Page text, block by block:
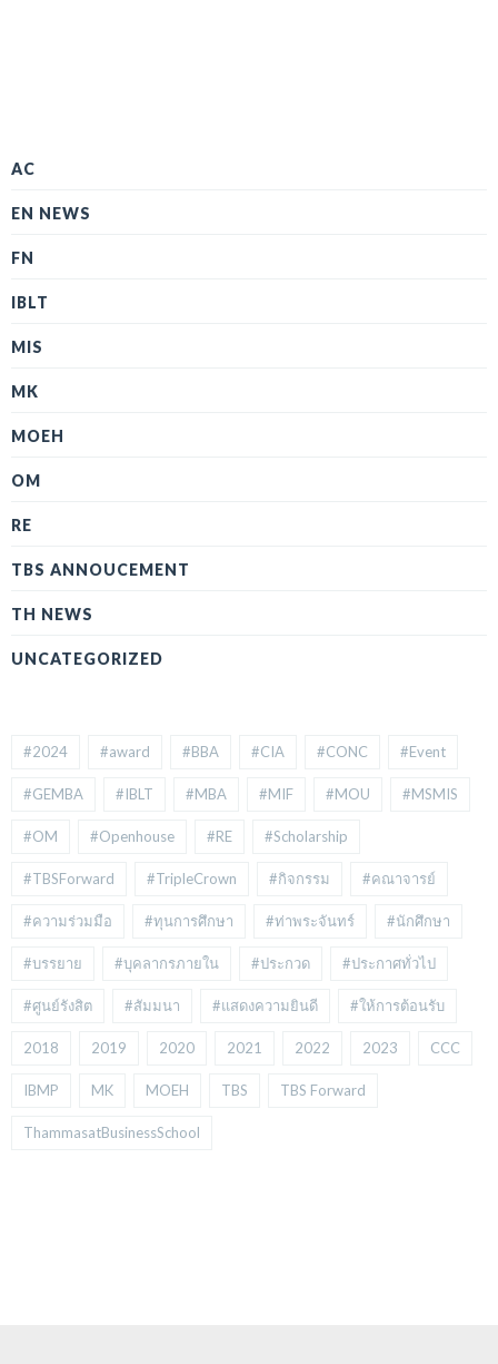
AC
EN NEWS
FN
IBLT
MIS
MK
MOEH
OM
RE
TBS ANNOUCEMENT
TH NEWS
UNCATEGORIZED
#2024 #award #BBA #CIA #CONC #Event
#GEMBA #IBLT #MBA #MIF #MOU #MSMIS
#OM #Openhouse #RE #Scholarship
#TBSForward #TripleCrown #กิจกรรม #คณาจารย์
#ความร่วมมือ #ทุนการศึกษา #ท่าพระจันทร์ #นักศึกษา
#บรรยาย #บุคลากรภายใน #ประกวด #ประกาศทั่วไป
#ศูนย์รังสิต #สัมมนา #แสดงความยินดี #ให้การต้อนรับ
2018 2019 2020 2021 2022 2023 CCC
IBMP MK MOEH TBS TBS Forward
ThammasatBusinessSchool